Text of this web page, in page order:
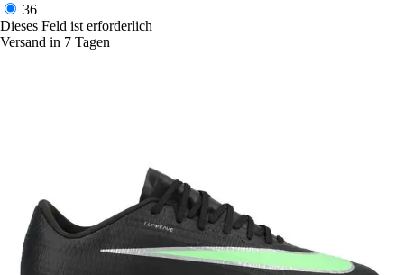
36
Dieses Feld ist erforderlich
Versand in 7 Tagen